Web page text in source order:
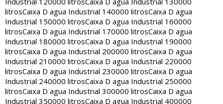
litrosCaixa D agua Industrial 140000 litrosCaixa D agua
Industrial 150000 litrosCaixa D agua Industrial 160000
litrosCaixa D agua Industrial 170000 litrosCaixa D agua
Industrial 180000 litrosCaixa D agua Industrial 190000
litrosCaixa D agua Industrial 200000 litrosCaixa D agua
Industrial 210000 litrosCaixa D agua Industrial 220000
litrosCaixa D agua Industrial 230000 litrosCaixa D agua
Industrial 240000 litrosCaixa D agua Industrial 250000
litrosCaixa D agua Industrial 300000 litrosCaixa D agua
Industrial 350000 litrosCaixa D agua Industrial 400000